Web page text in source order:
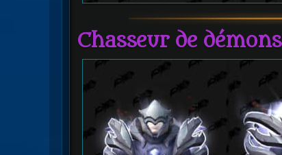
Chasseur de démons